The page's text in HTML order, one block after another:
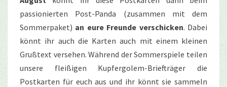
passionierten Post-Panda (zusammen mit dem
Sommerpaket) an eure Freunde verschicken. Dabei
könnt ihr auch die Karten auch mit einem kleinen
Grußtext versehen. Während der Sommerspiele teilen
unsere fleißigen Kupfergolem-Briefträger die
Postkarten für euch aus und ihr könnt sie sammeln